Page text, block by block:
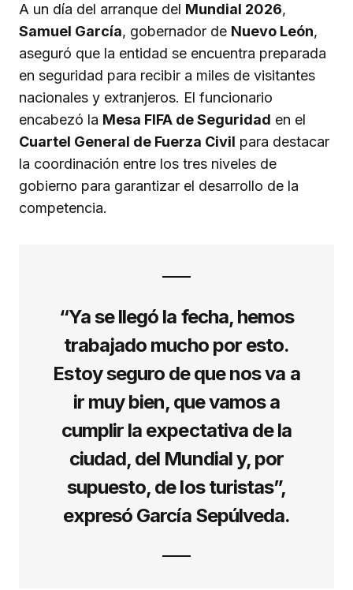
A un día del arranque del Mundial 2026,
Samuel García, gobernador de Nuevo León,
aseguró que la entidad se encuentra preparada
en seguridad para recibir a miles de visitantes
nacionales y extranjeros. El funcionario
encabezó la Mesa FIFA de Seguridad en el
Cuartel General de Fuerza Civil para destacar
la coordinación entre los tres niveles de
gobierno para garantizar el desarrollo de la
competencia.
“Ya se llegó la fecha, hemos
trabajado mucho por esto.
Estoy seguro de que nos va a
ir muy bien, que vamos a
cumplir la expectativa de la
ciudad, del Mundial y, por
supuesto, de los turistas”,
expresó García Sepúlveda.